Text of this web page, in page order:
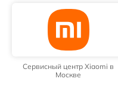
Сервисный центр Xiaomi в
Москве